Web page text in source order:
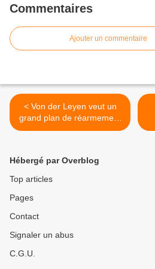
Commentaires
Ajouter un commentaire
< Von der Leyen veut un
grand plan de réarmement
et Macron est prêt à
Hébergé par Overblog
Top articles
Pages
Contact
Signaler un abus
C.G.U.